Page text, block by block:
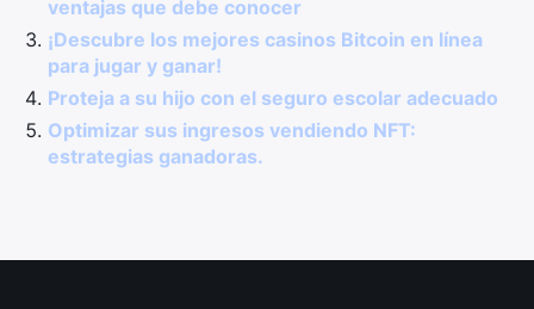
ventajas que debe conocer
¡Descubre los mejores casinos Bitcoin en línea
para jugar y ganar!
Proteja a su hijo con el seguro escolar adecuado
Optimizar sus ingresos vendiendo NFT:
estrategias ganadoras.